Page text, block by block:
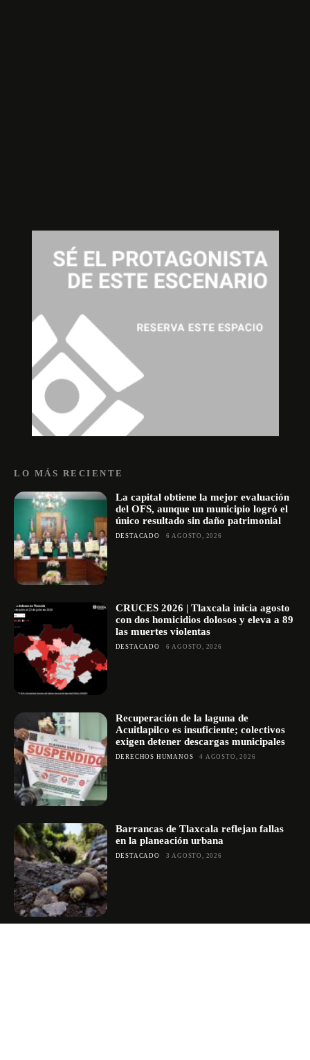
LO MÁS RECIENTE
La capital obtiene la mejor evaluación
del OFS, aunque un municipio logró el
único resultado sin daño patrimonial
DESTACADO 6 AGOSTO, 2026
CRUCES 2026 | Tlaxcala inicia agosto
con dos homicidios dolosos y eleva a 89
las muertes violentas
DESTACADO 6 AGOSTO, 2026
Recuperación de la laguna de
Acuitlapilco es insuficiente; colectivos
exigen detener descargas municipales
DERECHOS HUMANOS 4 AGOSTO, 2026
Barrancas de Tlaxcala reflejan fallas
en la planeación urbana
DESTACADO 3 AGOSTO, 2026